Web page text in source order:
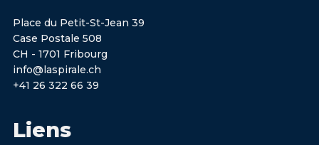
Place du Petit-St-Jean 39
Case Postale 508
CH - 1701 Fribourg
info@laspirale.ch
+41 26 322 66 39
Liens